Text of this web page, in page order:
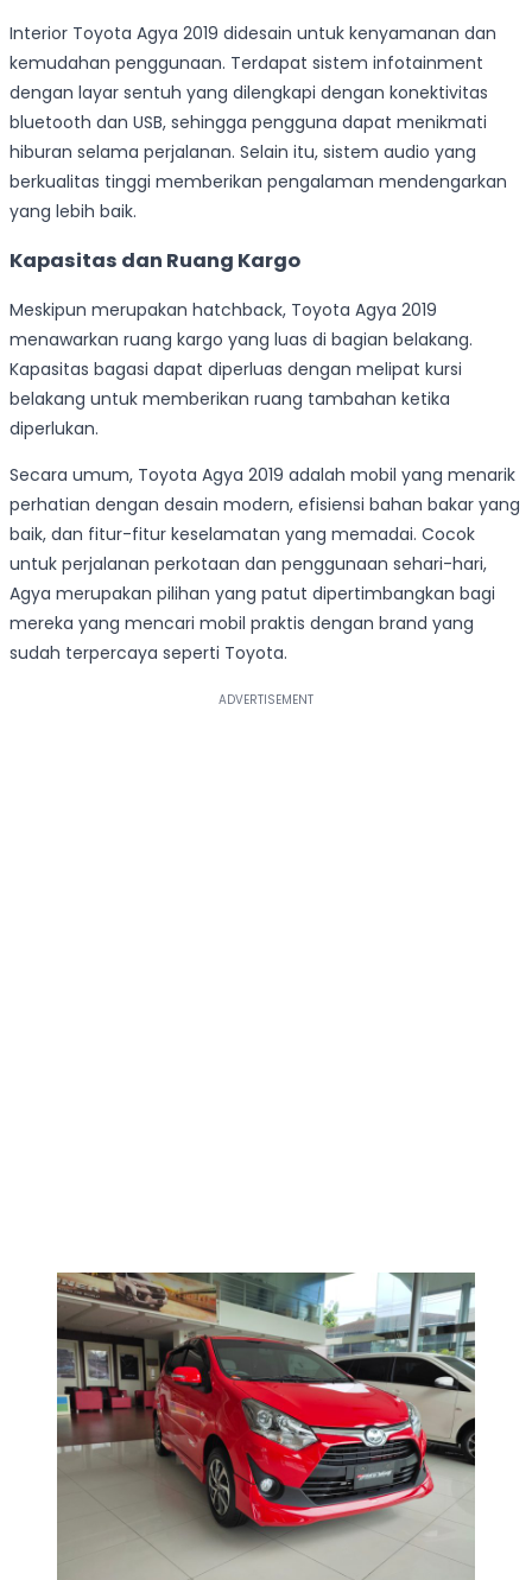
Interior Toyota Agya 2019 didesain untuk kenyamanan dan
kemudahan penggunaan. Terdapat sistem infotainment
dengan layar sentuh yang dilengkapi dengan konektivitas
bluetooth dan USB, sehingga pengguna dapat menikmati
hiburan selama perjalanan. Selain itu, sistem audio yang
berkualitas tinggi memberikan pengalaman mendengarkan
yang lebih baik.
Kapasitas dan Ruang Kargo
Meskipun merupakan hatchback, Toyota Agya 2019
menawarkan ruang kargo yang luas di bagian belakang.
Kapasitas bagasi dapat diperluas dengan melipat kursi
belakang untuk memberikan ruang tambahan ketika
diperlukan.
Secara umum, Toyota Agya 2019 adalah mobil yang menarik
perhatian dengan desain modern, efisiensi bahan bakar yang
baik, dan fitur-fitur keselamatan yang memadai. Cocok
untuk perjalanan perkotaan dan penggunaan sehari-hari,
Agya merupakan pilihan yang patut dipertimbangkan bagi
mereka yang mencari mobil praktis dengan brand yang
sudah terpercaya seperti Toyota.